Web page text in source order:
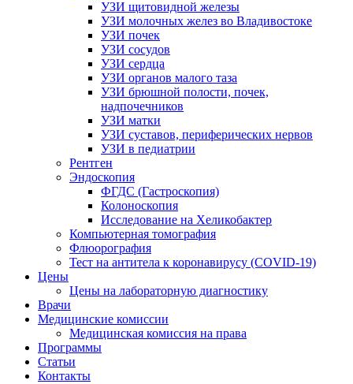
УЗИ щитовидной железы
УЗИ молочных желез во Владивостоке
УЗИ почек
УЗИ сосудов
УЗИ сердца
УЗИ органов малого таза
УЗИ брюшной полости, почек,
надпочечников
УЗИ матки
УЗИ суставов, периферических нервов
УЗИ в педиатрии
Рентген
Эндоскопия
ФГДС (Гастроскопия)
Колоноскопия
Исследование на Хеликобактер
Компьютерная томография
Флюорография
Тест на антитела к коронавирусу (COVID-19)
Цены
Цены на лабораторную диагностику
Врачи
Медицинские комиссии
Медицинская комиссия на права
Программы
Статьи
Контакты